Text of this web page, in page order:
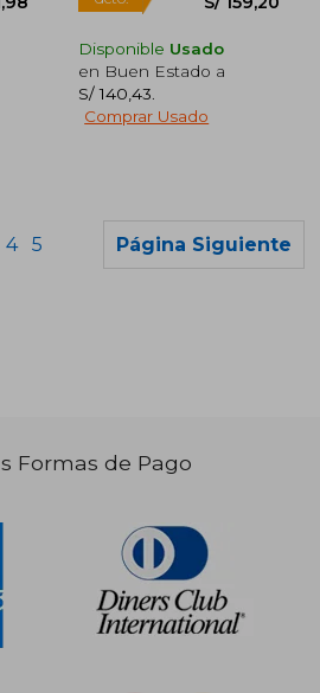
Disponible Usado
en Buen Estado a
S/ 140,43
Comprar Usado
4 5 Página Siguiente
Formas de Pago